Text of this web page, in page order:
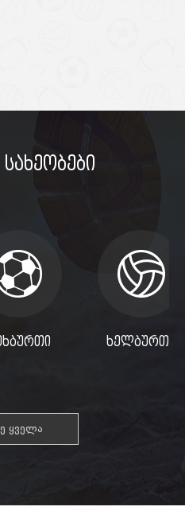
ხელბურთი
ყველა